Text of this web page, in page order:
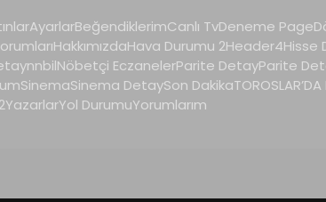
AyarlarBeğendiklerimCanlı TvDeneme Page
HakkımızdaHava Durumu 2Header4Hisse
nnbilNöbetçi EczanelerParite DetayParite
SinemaSinema DetaySon Dakika
YazarlarYol DurumuYorumlarım